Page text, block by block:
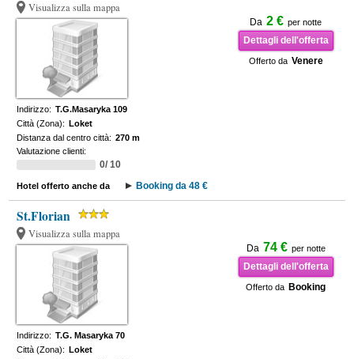
Visualizza sulla mappa
Da 2 € per notte
Dettagli dell'offerta
Offerto da Venere
Indirizzo: T.G.Masaryka 109
Città (Zona): Loket
Distanza dal centro città: 270 m
Valutazione clienti:
0/ 10
Hotel offerto anche da Booking da 48 €
St.Florian
Visualizza sulla mappa
Da 74 € per notte
Dettagli dell'offerta
Offerto da Booking
Indirizzo: T.G. Masaryka 70
Città (Zona): Loket